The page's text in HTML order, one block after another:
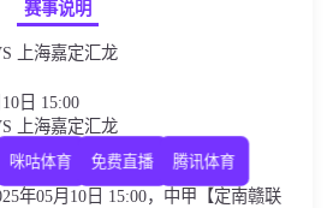
赛事说明
上海嘉定汇龙
日 15:00
上海嘉定汇龙
咪咕体育 免费直播 腾讯体育
年05月10日 15:00，中甲【定南赣联